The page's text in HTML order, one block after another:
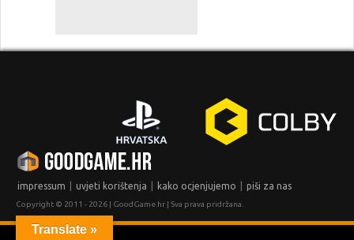
impressum uvjeti korištenja kako ocjenjujemo piši za nas
Copyright © 2011 - 2026 | GoodGame.hr | Sva prava pridržana.
Translate »